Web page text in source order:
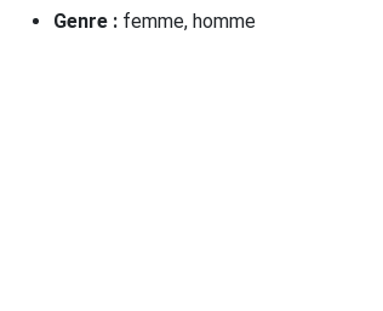
Genre : femme, homme